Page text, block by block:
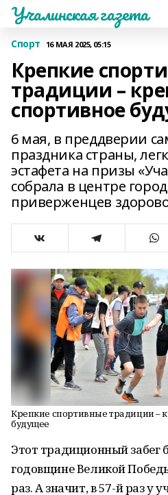
Учалинская газета
Спорт 16 МАЯ 2025, 05:15
Крепкие
традиции –
спортивное
6 мая, в преддверии
праздника страны,
эстафета на призы
собрала в центре
приверженцев
Крепкие спортивные традиции –
будущее
Этот традиционный забег
годовщине Великой
раз. А значит, в 57-й раз у